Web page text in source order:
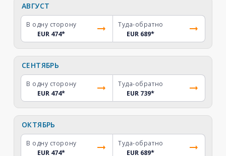
АВГУСТ
В одну сторону
EUR 474*
Туда-обратно
EUR 689*
СЕНТЯБРЬ
В одну сторону
EUR 474*
Туда-обратно
EUR 739*
ОКТЯБРЬ
В одну сторону
EUR 474*
Туда-обратно
EUR 689*